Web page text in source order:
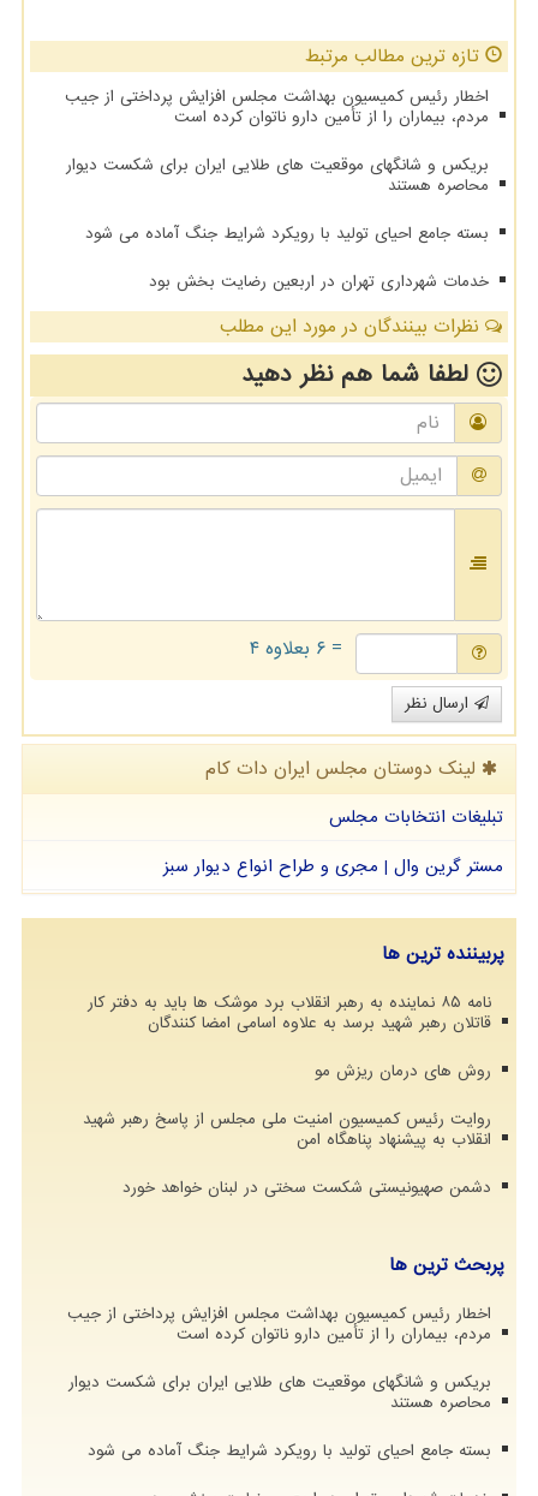
تازه ترین مطالب مرتبط
اخطار رئیس کمیسیون بهداشت مجلس افزایش پرداختی از جیب
مردم، بیماران را از تأمین دارو ناتوان کرده است
بریکس و شانگهای موقعیت های طلایی ایران برای شکست دیوار
محاصره هستند
بسته جامع احیای تولید با رویکرد شرایط جنگ آماده می شود
خدمات شهرداری تهران در اربعین رضایت بخش بود
نظرات بینندگان در مورد این مطلب
لطفا شما همنظر دهید
= ۶ بعلاوه ۴
ارسال نظر
لینک دوستان مجلس ایران دات كام
تبلیغات انتخابات مجلس
مستر گرین وال | مجری و طراح انواع دیوار سبز
پربیننده ترین ها
نامه ۸۵ نماینده به رهبر انقلاب برد موشک ها باید به دفتر کار
قاتلان رهبر شهید برسد به علاوه اسامی امضا کنندگان
روش های درمان ریزش مو
روایت رئیس کمیسیون امنیت ملی مجلس از پاسخ رهبر شهید
انقلاب به پیشنهاد پناهگاه امن
دشمن صهیونیستی شکست سختی در لبنان خواهد خورد
پربحث ترین ها
اخطار رئیس کمیسیون بهداشت مجلس افزایش پرداختی از جیب
مردم، بیماران را از تأمین دارو ناتوان کرده است
بریکس و شانگهای موقعیت های طلایی ایران برای شکست دیوار
محاصره هستند
بسته جامع احیای تولید با رویکرد شرایط جنگ آماده می شود